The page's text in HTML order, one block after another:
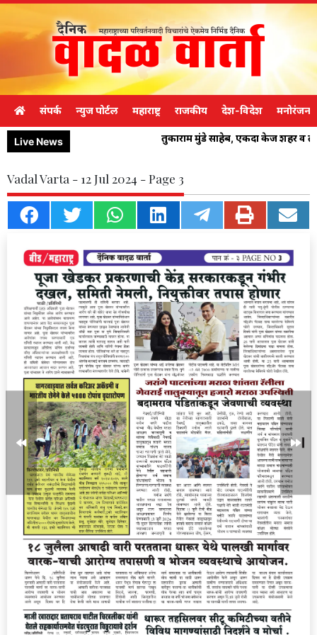
संपर्क न्युज पोर्टल महाराष्ट्र राजकीय देश-विदेश मनोरंजन
Live News तुकाराम मुंडे साहेब, एकदा केज शहर व
Vadal Varta - 12 Jul 2024 - Page 3